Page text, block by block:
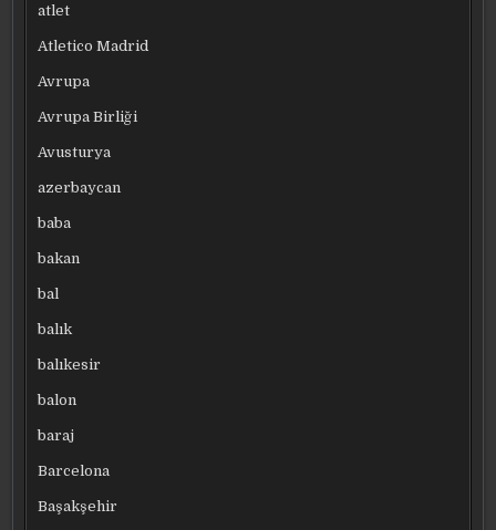
atlet
Atletico Madrid
Avrupa
Avrupa Birliği
Avusturya
azerbaycan
baba
bakan
bal
balık
balıkesir
balon
baraj
Barcelona
Başakşehir